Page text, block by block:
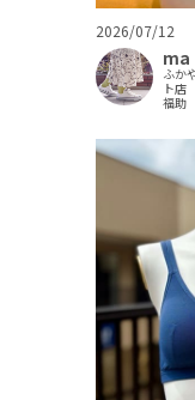
2026/07/12
ma
ふか
ト店
福助